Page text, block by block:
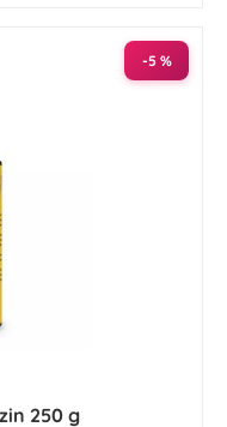
-5 %
250 g